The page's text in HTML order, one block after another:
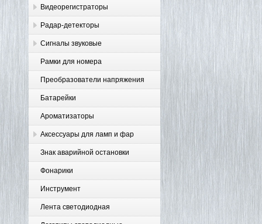
Видеорегистраторы
Радар-детекторы
Сигналы звуковые
Рамки для номера
Преобразователи напряжения
Батарейки
Ароматизаторы
Аксессуары для ламп и фар
Знак аварийной остановки
Фонарики
Инструмент
Лента светодиодная